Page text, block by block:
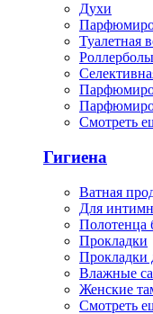
Духи
Туалетная
Роллерболы
Смотреть
Гигиена
Ватная
Для
Полотенца
Прокладки
Прокладки
Влажные
Женские
Смотреть